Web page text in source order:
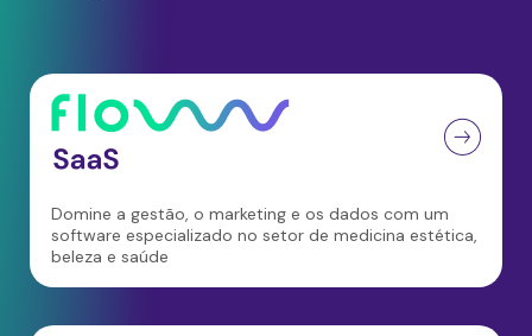
Domine a gestão, o marketing e os dados com um
software especializado no setor de medicina estética,
beleza e saúde